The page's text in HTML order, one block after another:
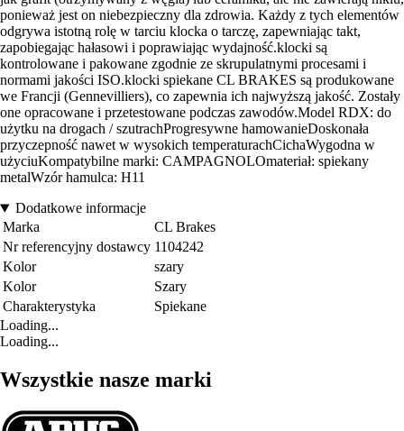
ponieważ jest on niebezpieczny dla zdrowia. Każdy z tych elementów
odgrywa istotną rolę w tarciu klocka o tarczę, zapewniając takt,
zapobiegając hałasowi i poprawiając wydajność.klocki są
kontrolowane i pakowane zgodnie ze skrupulatnymi procesami i
normami jakości ISO.klocki spiekane CL BRAKES są produkowane
we Francji (Gennevilliers), co zapewnia ich najwyższą jakość. Zostały
one opracowane i przetestowane podczas zawodów.Model RDX: do
użytku na drogach / szutrachProgresywne hamowanieDoskonała
przyczepność nawet w wysokich temperaturachCichaWygodna w
użyciuKompatybilne marki: CAMPAGNOLOmateriał: spiekany
metalWzór hamulca: H11
Dodatkowe informacje
Marka
CL Brakes
Nr referencyjny dostawcy 1104242
Kolor
szary
Kolor
Szary
Charakterystyka
Spiekane
Loading...
Loading...
Wszystkie nasze marki